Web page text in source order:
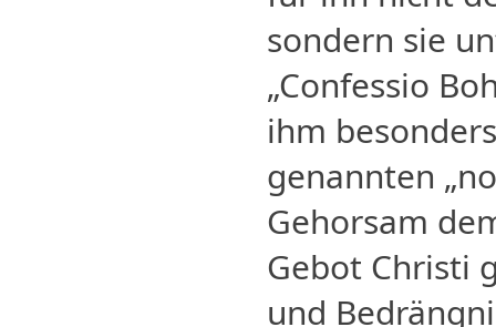
sondern sie
„Confessio
ihm
genannten
Gehorsam
Gebot Christi
und